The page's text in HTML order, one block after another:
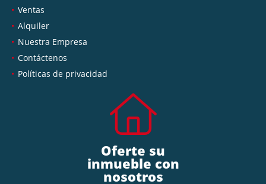
Ventas
Alquiler
Nuestra Empresa
Contáctenos
Políticas de privacidad
Oferte su
inmueble con
nosotros